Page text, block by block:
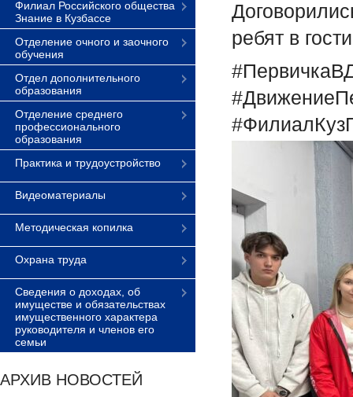
Филиал Российского общества
Знание в Кузбассе
Отделение очного и заочного
обучения
Отдел дополнительного
образования
Отделение среднего
профессионального
образования
Практика и трудоустройство
Видеоматериалы
Методическая копилка
Охрана труда
Сведения о доходах, об
имуществе и обязательствах
имущественного характера
руководителя и членов его
семьи
АРХИВ НОВОСТЕЙ
ребят в